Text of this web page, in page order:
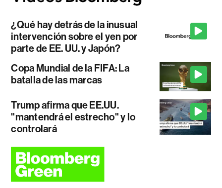
¿Qué hay detrás de la inusual
intervención sobre el yen por
parte de EE. UU. y Japón?
Copa Mundial de la FIFA: La
batalla de las marcas
Trump afirma que EE.UU.
"mantendrá el estrecho" y lo
controlará